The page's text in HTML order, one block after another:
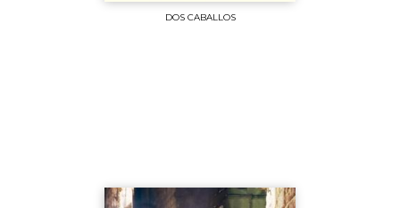
DOS CABALLOS